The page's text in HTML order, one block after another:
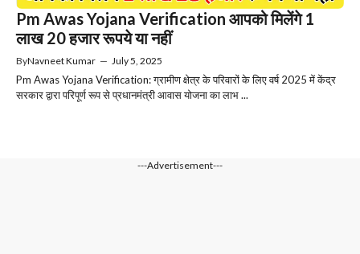
Pm Awas Yojana Verification आपको मिलेंगे 1
लाख 20 हजार रूपये या नहीं
ByNavneet Kumar — July 5, 2025
Pm Awas Yojana Verification: ग्रामीण क्षेत्र के परिवारों के लिए वर्ष 2025 में केंद्र
सरकार द्वारा परिपूर्ण रूप से प्रधानमंत्री आवास योजना का लाभ ...
---Advertisement---